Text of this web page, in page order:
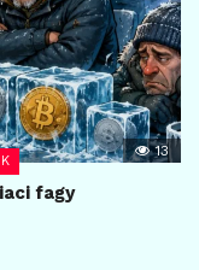
13
fagy